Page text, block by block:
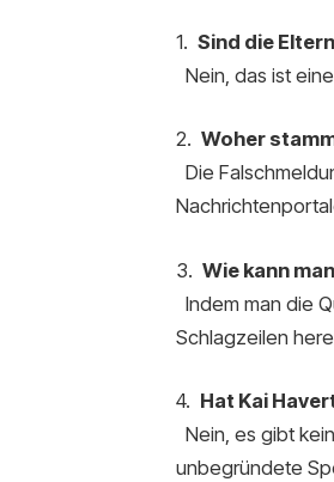
1. Sind die
Nein, das ist
2. Woher
Die
3. Wie kann
Indem man die
Schlagzeilen
4. Hat Kai
Nein, es gibt
unbegründete